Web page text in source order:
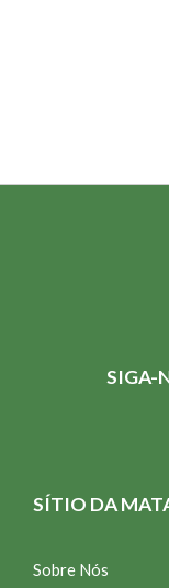
SIGA-
SÍTIO DA
Sobre Nós